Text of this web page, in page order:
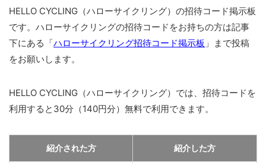
HELLO CYCLING（ハローサイクリング）の招待コード掲示板
です。ハローサイクリングの招待コードをお持ちの方は記事
下にある「ハローサイクリング招待コード掲示板 」まで投稿
をお願いします。
HELLO CYCLING（ハローサイクリング）では、招待コードを
利用すると30分（140円分）無料で利用できます。
紹介された方 紹介した方